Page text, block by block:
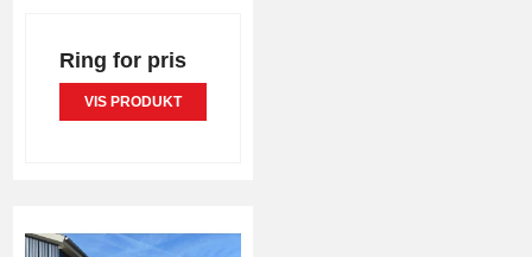
Ring for pris
VIS PRODUKT